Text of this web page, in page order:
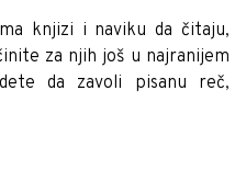
knjizi i naviku da čitaju,
za njih još u najranijem
da zavoli pisanu reč,